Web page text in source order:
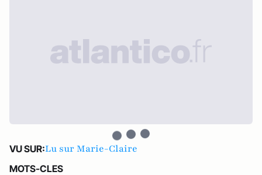
VU SUR:Lu sur Marie-Claire
MOTS-CLES